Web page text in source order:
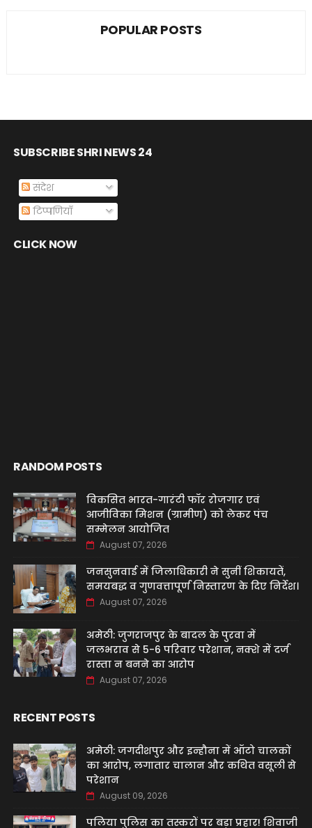
POPULAR POSTS
SUBSCRIBE SHRI NEWS 24
संदेश
टिप्पणियाँ
CLICK NOW
RANDOM POSTS
विकसित भारत-गारंटी फॉर रोजगार एवं
आजीविका मिशन (ग्रामीण) को लेकर पंच
सम्मेलन आयोजित
August 07, 2026
जनसुनवाई में जिलाधिकारी ने सुनीं शिकायतें,
समयबद्ध व गुणवत्तापूर्ण निस्तारण के दिए निर्देश।
August 07, 2026
अमेठी: जुगराजपुर के बादल के पुरवा में
जलभराव से 5-6 परिवार परेशान, नक्शे में दर्ज
रास्ता न बनने का आरोप
August 07, 2026
RECENT POSTS
अमेठी: जगदीशपुर और इन्हौना में ऑटो चालकों
का आरोप, लगातार चालान और कथित वसूली से
परेशान
August 09, 2026
पलिया पुलिस का तस्करों पर बड़ा प्रहार! शिवाजी